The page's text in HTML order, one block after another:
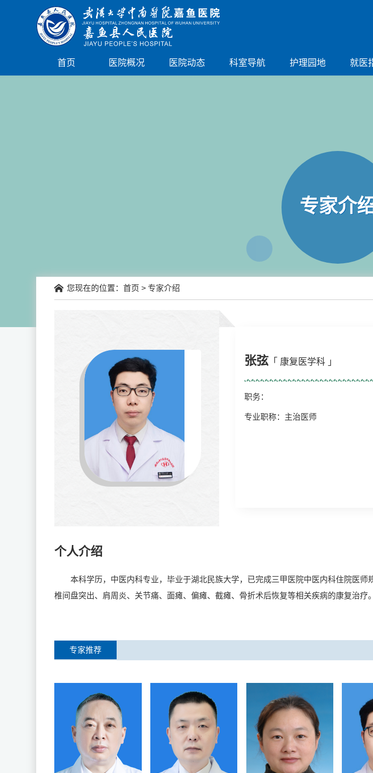
首页 医院概况 医院动态 科室导航 护理园地 就医
专家介
您现在的位置： 首页 > 专家介绍
张弦 「 康复医学科 」
职务：
专业职称：主治医师
个人介绍
本科学历，中医内科专业，毕业于湖北民族大学，已完成三甲医院中医内科住院医
椎间盘突出、肩周炎、关节痛、面瘫、偏瘫、截瘫、骨折术后恢复等相关疾病的康复治疗。
专家推荐